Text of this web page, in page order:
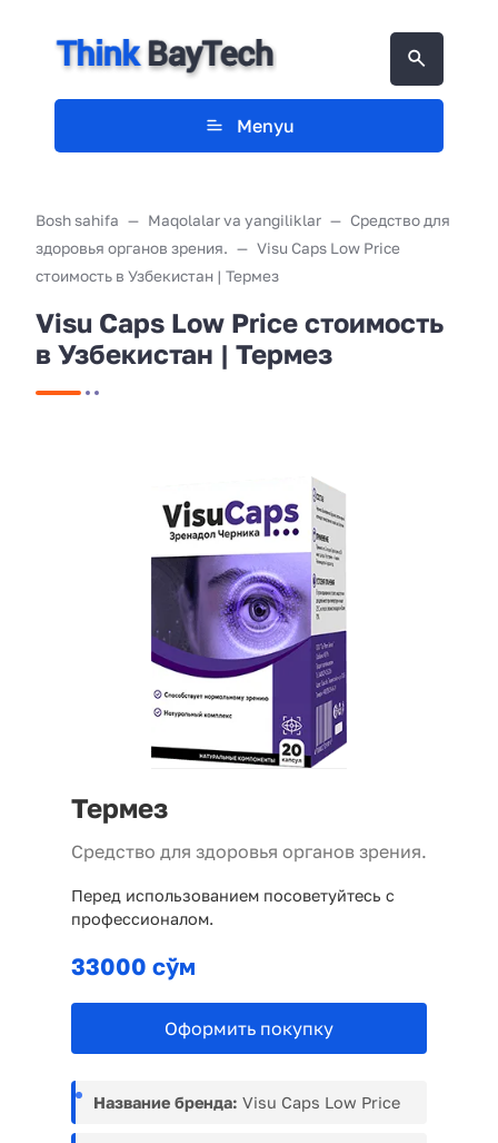
Menyu
Bosh sahifa Maqolalar va yangiliklar
Средство для
здоровья органов зрения.
Visu Caps Low Price
стоимость в Узбекистан | Термез
Visu Caps Low Price стоимость
в Узбекистан | Термез
Термез
Средство для здоровья органов зрения.
Перед использованием посоветуйтесь с
профессионалом.
33000 сўм
Оформить покупку
Название бренда: Visu Caps Low Price